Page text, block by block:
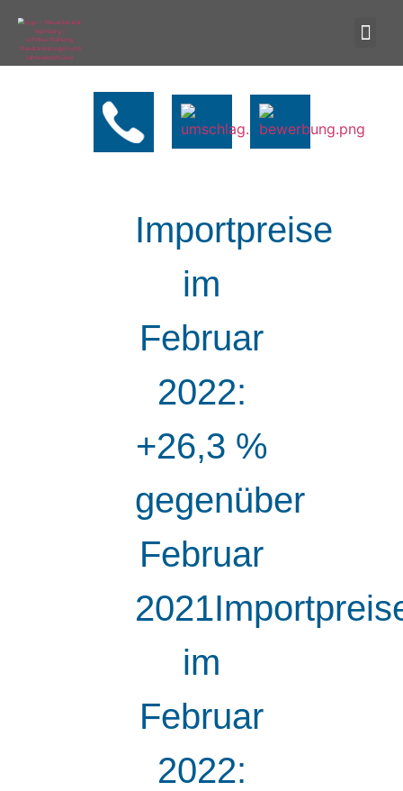
Importpreise
im
Februar
2022:
+26,3 %
gegenüber
Februar
im
Februar
2022: